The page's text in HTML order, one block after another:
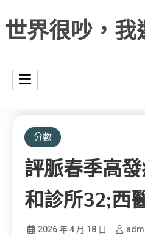
世界很吵，
分數
評脈春季高
和診所32;西
2026 年 4 月 18 日